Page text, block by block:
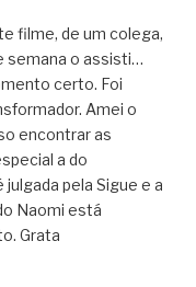
filme, de um colega,
semana o assisti…
certo. Foi
Amei o
encontrar as
a do
pela Sigue e a
Naomi está
Grata